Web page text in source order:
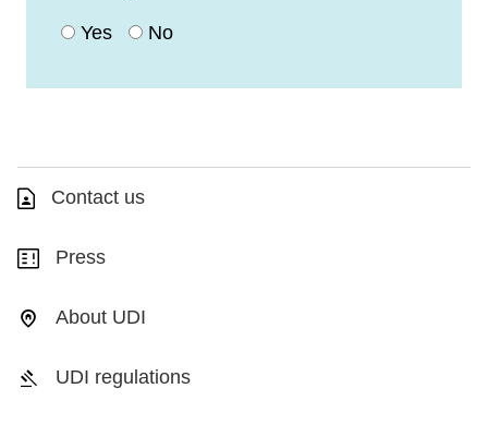
Yes No
Contact us
Press
About UDI
UDI regulations